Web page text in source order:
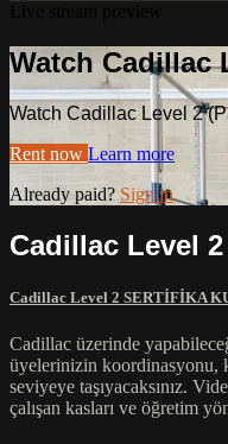
Watch Cadillac
Watch Cadillac Level 2
Rent now Learn more
Already paid? Sign in
Cadillac Level
Cadillac Level 2 SERTİFİKA
Cadillac üzerinde
üyelerinizin koordinasyonu,
seviyeye taşıyacaksınız.
çalışan kasları ve öğretim